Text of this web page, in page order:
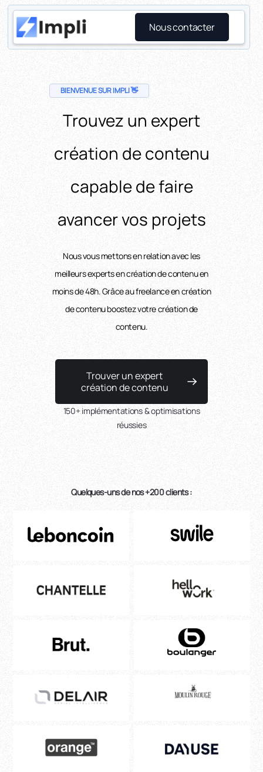
Nous contacter
BIENVENUE SUR IMPLI 👋
Trouvez un expert
création de contenu
capable de faire
avancer vos projets
Nous vous mettons en relation avec les
meilleurs experts en création de contenu en
moins de 48h. Grâce au freelance en création
de contenu boostez votre création de
contenu.
Trouver un expert
création de contenu
150+ implémentations & optimisations
réussies
Quelques-uns de nos +200 clients :